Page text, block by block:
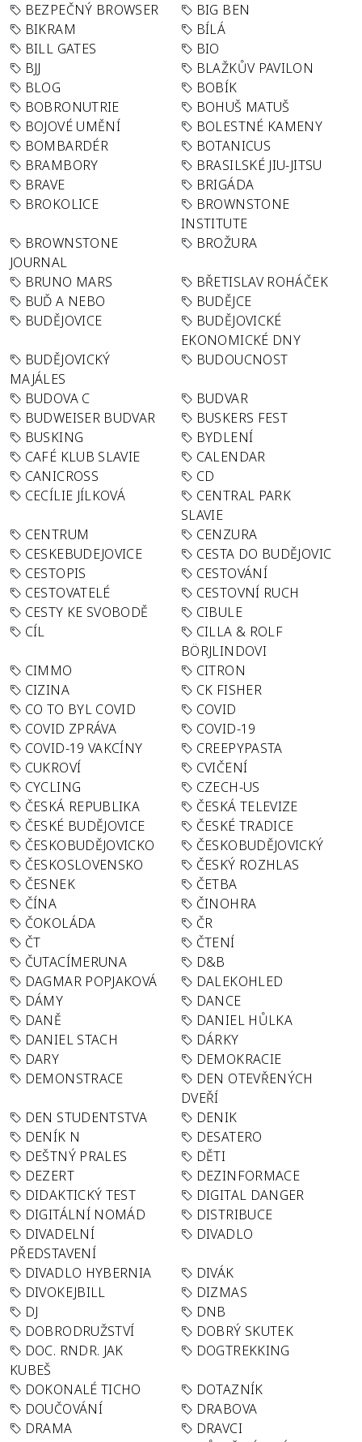
BEZPEČNÝ BROWSER
BIG BEN
BIKRAM
BÍLÁ
BILL GATES
BIO
BJJ
BLAŽKŮV PAVILON
BLOG
BOBÍK
BOBRONUTRIE
BOHUŠ MATUŠ
BOJOVÉ UMĚNÍ
BOLESTNÉ KAMENY
BOMBARDÉR
BOTANICUS
BRAMBORY
BRASILSKÉ JIU-JITSU
BRAVE
BRIGÁDA
BROKOLICE
BROWNSTONE
INSTITUTE
BROWNSTONE
JOURNAL
BROŽURA
BRUNO MARS
BŘETISLAV ROHÁČEK
BUĎ A NEBO
BUDĚJCE
BUDĚJOVICE
BUDĚJOVICKÉ
EKONOMICKÉ DNY
BUDĚJOVICKÝ
MAJÁLES
BUDOUCNOST
BUDOVA C
BUDVAR
BUDWEISER BUDVAR
BUSKERS FEST
BUSKING
BYDLENÍ
CAFÉ KLUB SLAVIE
CALENDAR
CANICROSS
CD
CECÍLIE JÍLKOVÁ
CENTRAL PARK
SLAVIE
CENTRUM
CENZURA
CESKEBUDEJOVICE
CESTA DO BUDĚJOVIC
CESTOPIS
CESTOVÁNÍ
CESTOVATELÉ
CESTOVNÍ RUCH
CESTY KE SVOBODĚ
CIBULE
CÍL
CILLA & ROLF
BÖRJLINDOVI
CIMMO
CITRON
CIZINA
CK FISHER
CO TO BYL COVID
COVID
COVID ZPRÁVA
COVID-19
COVID-19 VAKCÍNY
CREEPYPASTA
CUKROVÍ
CVIČENÍ
CYCLING
CZECH-US
ČESKÁ REPUBLIKA
ČESKÁ TELEVIZE
ČESKÉ BUDĚJOVICE
ČESKÉ TRADICE
ČESKOBUDĚJOVICKO
ČESKOBUDĚJOVICKÝ
ČESKOSLOVENSKO
ČESKÝ ROZHLAS
ČESNEK
ČETBA
ČÍNA
ČINOHRA
ČOKOLÁDA
ČR
ČT
ČTENÍ
ČUTACÍMERUNA
D&B
DAGMAR POPJAKOVÁ
DALEKOHLED
DÁMY
DANCE
DANĚ
DANIEL HŮLKA
DANIEL STACH
DÁRKY
DARY
DEMOKRACIE
DEMONSTRACE
DEN OTEVŘENÝCH
DVEŘÍ
DEN STUDENTSTVA
DENIK
DENÍK N
DESATERO
DEŠTNÝ PRALES
DĚTI
DEZERT
DEZINFORMACE
DIDAKTICKÝ TEST
DIGITAL DANGER
DIGITÁLNÍ NOMÁD
DISTRIBUCE
DIVADELNÍ
PŘEDSTAVENÍ
DIVADLO
DIVADLO HYBERNIA
DIVÁK
DIVOKEJBILL
DIZMAS
DJ
DNB
DOBRODRUŽSTVÍ
DOBRÝ SKUTEK
DOC. RNDR. JAK
KUBEŠ
DOGTREKKING
DOKONALÉ TICHO
DOTAZNÍK
DOUČOVÁNÍ
DRABOVA
DRAMA
DRAVCI